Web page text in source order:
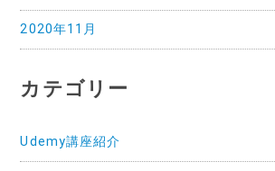
2020年11月
カテゴリー
Udemy講座紹介